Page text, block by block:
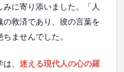
みに寄り添いました。「人
救済であり、彼の言葉を
ませんでした。
、 迷える現代人の心の羅